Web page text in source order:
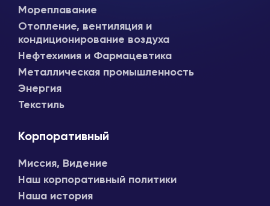
Мореплавание
Отопление, вентиляция и
кондиционирование воздуха
Нефтехимия и Фармацевтика
Металлическая промышленность
Энергия
Текстиль
Корпоративный
Миссия, Видение
Наш корпоративный политики
Наша история